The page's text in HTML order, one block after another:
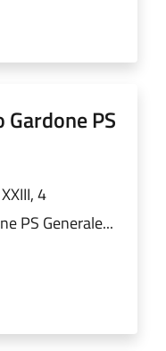
PS
4
PS Generale...